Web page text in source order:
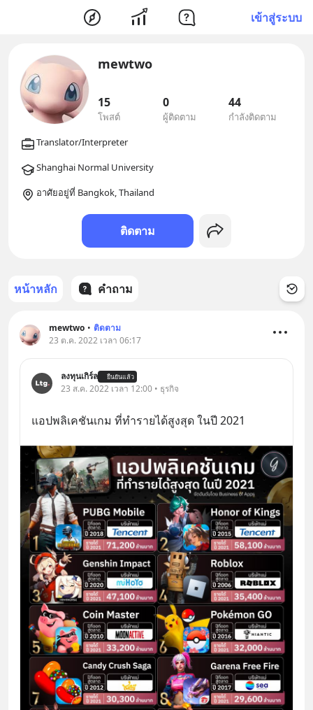
เข้าสู่ระบบ
mewtwo
15
โพสต์
0
ผู้ติดตาม
44
กำลังติดตาม
อาศัยอยู่ที่ Bangkok, Thailand
ติดตาม
หน้าหลัก คำถาม
mewtwo • ติดตาม
23 ต.ค. 2022 เวลา 06:17
ลงทุนเกิร์ล ยืนยันแล้ว
23 ส.ค. 2022 เวลา 12:00 • ธุรกิจ
แอปพลิเคชันเกม ที่ทำรายได้สูงสุด ในปี 2021